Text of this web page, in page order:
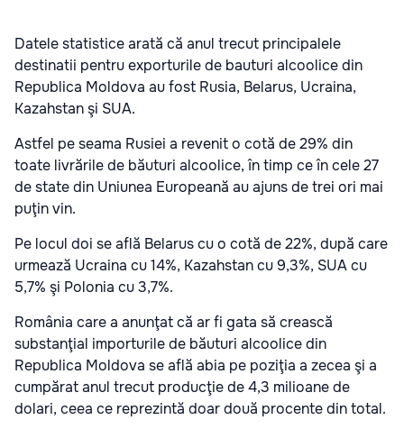
Datele statistice arată că anul trecut principalele
destinatii pentru exporturile de bauturi alcoolice din
Republica Moldova au fost Rusia, Belarus, Ucraina,
Kazahstan şi SUA.
Astfel pe seama Rusiei a revenit o cotă de 29% din
toate livrările de băuturi alcoolice, în timp ce în cele 27
de state din Uniunea Europeană au ajuns de trei ori mai
puţin vin.
Pe locul doi se află Belarus cu o cotă de 22%, după care
urmează Ucraina cu 14%, Kazahstan cu 9,3%, SUA cu
5,7% şi Polonia cu 3,7%.
România care a anunţat că ar fi gata să crească
substanţial importurile de băuturi alcoolice din
Republica Moldova se află abia pe poziţia a zecea şi a
cumpărat anul trecut producţie de 4,3 milioane de
dolari, ceea ce reprezintă doar două procente din total.